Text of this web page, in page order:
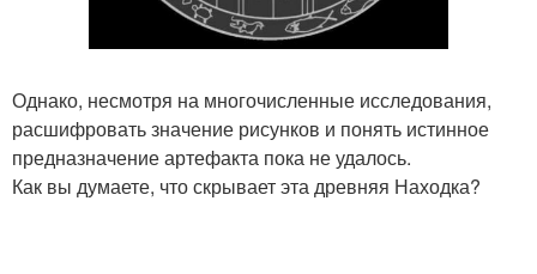
Однако, несмотря на многочисленные исследования,
расшифровать значение рисунков и понять истинное
предназначение артефакта пока не удалось.
Как вы думаете, что скрывает эта древняя Находка?